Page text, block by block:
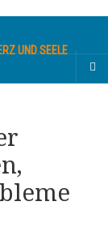
UND SEELE